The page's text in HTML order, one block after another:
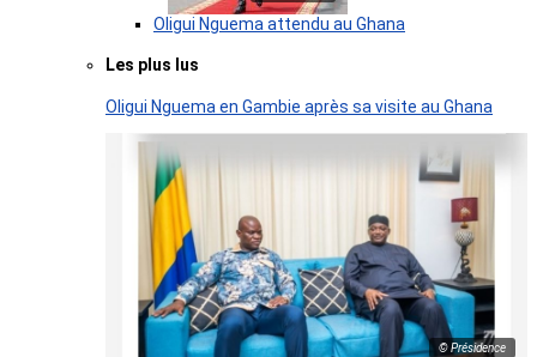
Oligui Nguema attendu au Ghana
Les plus lus
Oligui Nguema en Gambie après sa visite au Ghana
© Présidence